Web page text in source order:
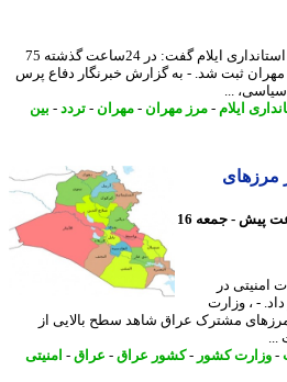
معاون سیاسی، امنیتی و اجتماعی استانداری ایلام گفت: در 24ساعت گذشته 75
مهران ثبت شد. - به گزارش خبرنگار دفاع پرس
...
ایلام -مرز مهران- مهران- تردد - بین
1 ساعت پیش - جمعه 16
در
، وزارت
مشترک عراق شاهد سطح بالایی از
کشور-کشور عراق- عراق- امنیتی